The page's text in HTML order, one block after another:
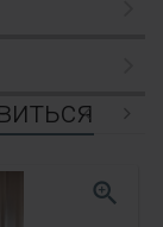
zoom_in